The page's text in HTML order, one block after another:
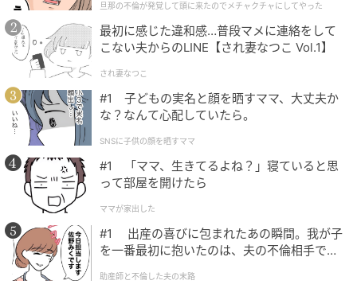
@rio_uchida
2枚目は、施設の最上階にある「ザ・ゲートホテル大阪
by HULIC」のルーフトップバーで撮影された1枚。大
きな窓ガラスの向こうには大阪の街並みが広がってい
クチャにしてやった
旦那の不倫が発覚して頭に来たのでメチャクチャにしてやった
最初に感じた違和感…普段マメに連絡をして
こない夫からのLINE【され妻なつこ Vol.1】
され妻なつこ
#1 子どもの実名と顔を晒すママ、大丈夫か
な？なんて心配していたら。
SNSに子供の顔を晒すママ
#1 「ママ、生きてるよね？」寝ていると思
って部屋を開けたら
ママが家出した
#1 出産の喜びに包まれたあの瞬間。我が子
を一番最初に抱いたのは、夫の不倫相手でし
助産師と不倫した夫の末路